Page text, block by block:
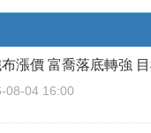
漲價 富喬落底轉強
08-04 16:00